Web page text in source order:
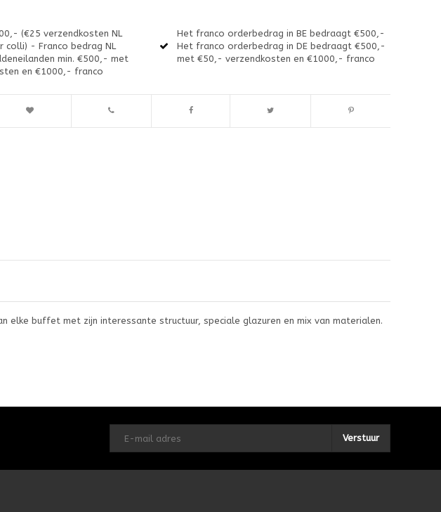
(€25 verzendkosten NL
- Franco bedrag NL
min. €500,- met
en €1000,- franco
Het franco orderbedrag in BE bedraagt €500,-
Het franco orderbedrag in DE bedraagt €500,-
met €50,- verzendkosten en €1000,- franco
buffet met zijn interessante structuur, speciale glazuren en mix van materialen.
Verstuur